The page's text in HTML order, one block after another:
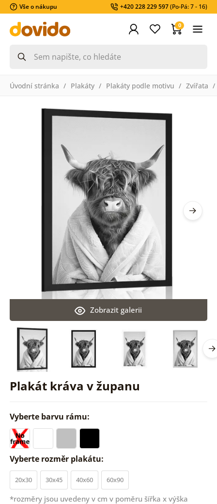
Vše o nákupu +420 228 229 597(Po-Pá: 7 - 16)
0
Úvodní stránka Plakáty Plakáty podle motivu Zvířata
Plakát kráva v županu
Zobrazit galerii
Vyberte barvu rámu:
Vyberte rozměr plakátu:
20x30 30x45 40x60 60x90
*rozměry jsou uvedeny v cm v poměru šířka x výška